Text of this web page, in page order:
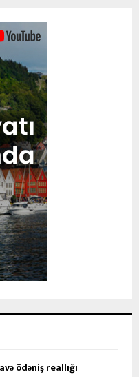
ödəniş reallığı